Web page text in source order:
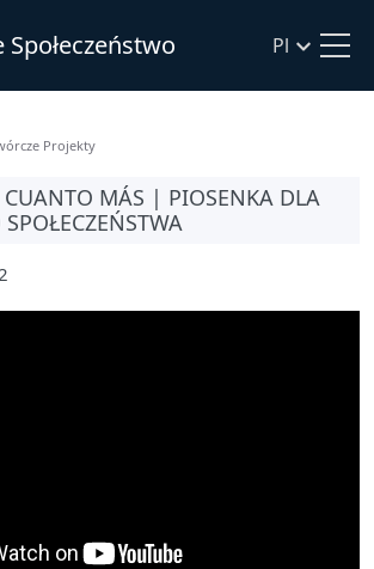
Społeczeństwo Pl
Projekty
MÁS | PIOSENKA DLA